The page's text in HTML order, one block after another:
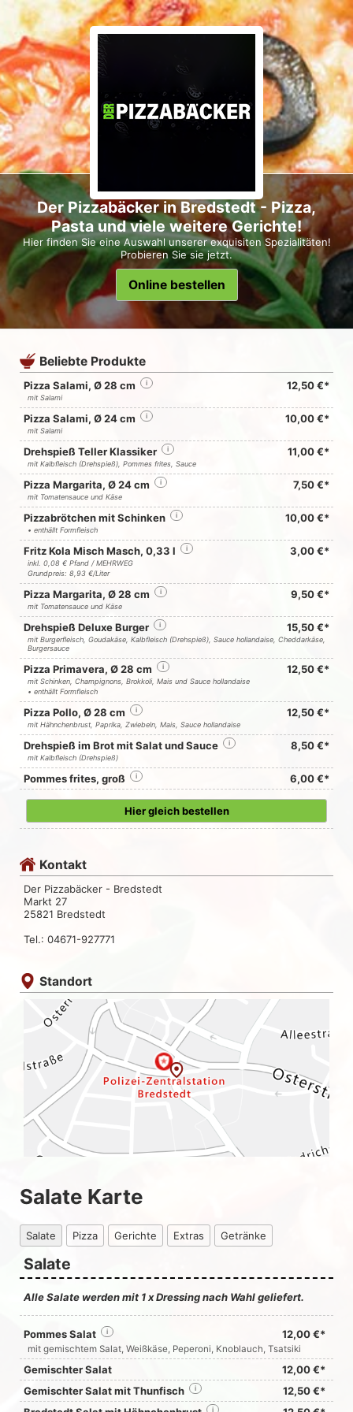
Der Pizzabäcker in Bredstedt - Pizza,
Pasta und viele weitere Gerichte!
Hier finden Sie eine Auswahl unserer exquisiten Spezialitäten!
Probieren Sie sie jetzt.
Online bestellen
Beliebte Produkte
Pizza Salami, Ø 28 cm i 12,50 €*
mit Salami
Pizza Salami, Ø 24 cm i 10,00 €*
mit Salami
Drehspieß Teller Klassiker i 11,00 €*
mit Kalbfleisch (Drehspieß), Pommes frites, Sauce
Pizza Margarita, Ø 24 cm i 7,50 €*
mit Tomatensauce und Käse
Pizzabrötchen mit Schinken i 10,00 €*
• enthällt Formfleisch
Fritz Kola Misch Masch, 0,33 l i 3,00 €*
inkl. 0,08 € Pfand / MEHRWEG
Grundpreis: 8,93 €/Liter
Pizza Margarita, Ø 28 cm i 9,50 €*
mit Tomatensauce und Käse
Drehspieß Deluxe Burger i 15,50 €*
mit Burgerfleisch, Goudakäse, Kalbfleisch (Drehspieß), Sauce hollandaise, Cheddarkäse,
Burgersauce
Pizza Primavera, Ø 28 cm i 12,50 €*
mit Schinken, Champignons, Brokkoli, Mais und Sauce hollandaise
• enthällt Formfleisch
Pizza Pollo, Ø 28 cm i 12,50 €*
mit Hähnchenbrust, Paprika, Zwiebeln, Mais, Sauce hollandaise
Drehspieß im Brot mit Salat und Sauce i 8,50 €*
mit Kalbfleisch (Drehspieß)
Pommes frites, groß i 6,00 €*
Hier gleich bestellen
Kontakt
Der Pizzabäcker - Bredstedt
Markt 27
25821 Bredstedt
Tel.: 04671-927771
Standort
Salate Karte
Salate Pizza Gerichte Extras Getränke
Salate
Alle Salate werden mit 1 x Dressing nach Wahl geliefert.
Pommes Salat 12,00 €*
i
mit gemischtem Salat, Weißkäse, Peperoni, Knoblauch, Tsatsiki
Gemischter Salat
12,00 €*
Gemischter Salat mit Thunfisch
12,50 €*
i
i